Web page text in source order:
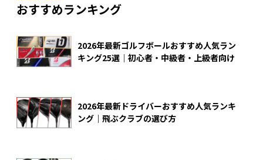
おすすめランキング
2026年最新ゴルフボールおすすめ人気ラン
キング25選｜初心者・中級者・上級者向け
2026年最新ドライバーおすすめ人気ランキ
ング｜飛ぶクラブの選び方